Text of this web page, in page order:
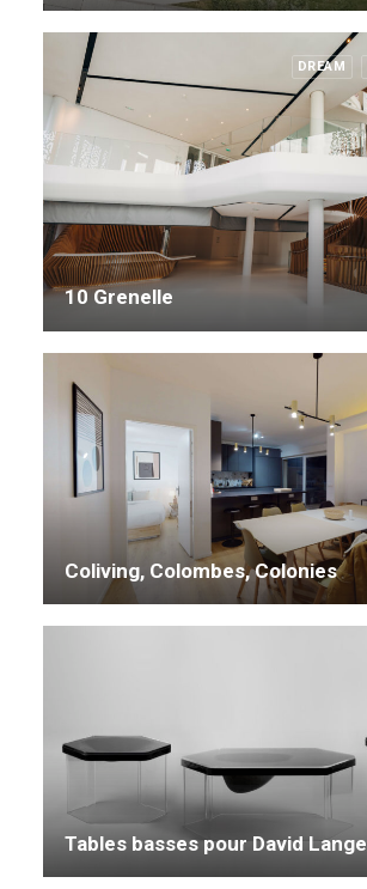
DREAM
10 Grenelle
Coliving, Colombes, Colonies
Tables basses pour David Lange